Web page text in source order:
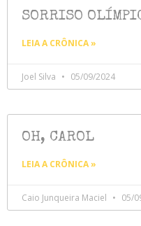
SORRISO
LEIA A CRÔNICA »
Joel Silva 05/09/2024
OH, CAROL
LEIA A CRÔNICA »
Caio Junqueira Maciel 05/